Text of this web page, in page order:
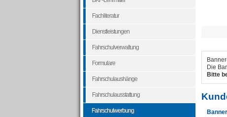
Die
Bitte
Fachliteratur
Dienstleistungen
Fahrschulverwaltung
Formulare
Fahrschulaushänge
Fahrschulausstattung
Fahrschulwerbung